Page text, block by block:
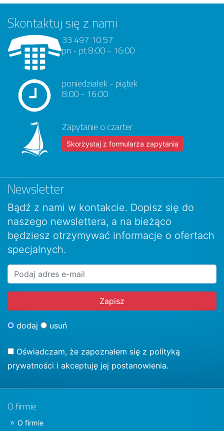
Skontaktuj się z nami
33 497 10 57
pn - pt 8:00 - 16:00
poniedziałek - piątek
8:00 - 16:00
Zapytanie o czarter
Skorzystaj z formularza zapytania
Newsletter
Bądź z nami w kontakcie. Dopisz się do
naszego newslettera, a na bieżąco
będziesz otrzymywać informacje o ofertach
specjalnych.
dodaj usuń
Oświadczam, że zapoznałem się z polityką
prywatności i akceptuję jej postanowienia.
O firmie
O firmie